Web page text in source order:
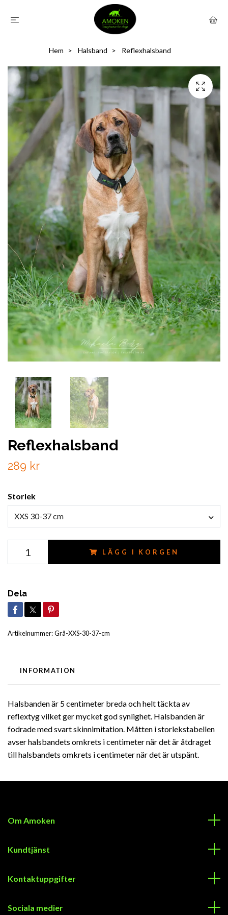
Hem Halsband Reflexhalsband
Reflexhalsband
289 kr
Storlek
XXS 30-37 cm
LÄGG I KORGEN
Dela
Artikelnummer:Grå-XXS-30-37-cm
INFORMATION
Halsbanden är 5 centimeter breda och helt täckta av
reflextyg vilket ger mycket god synlighet. Halsbanden är
fodrade med svart skinnimitation. Måtten i storlekstabellen
avser halsbandets omkrets i centimeter när det är åtdraget
till halsbandets omkrets i centimeter när det är utspänt.
Om Amoken
Kundtjänst
Kontaktuppgifter
Sociala medier